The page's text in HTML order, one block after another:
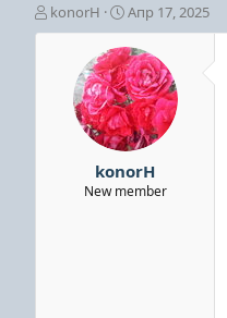
А
в
konorH
Д
а
т
а
н
а
ч
а
л
а
Апр 17, 2025
konorH
New member